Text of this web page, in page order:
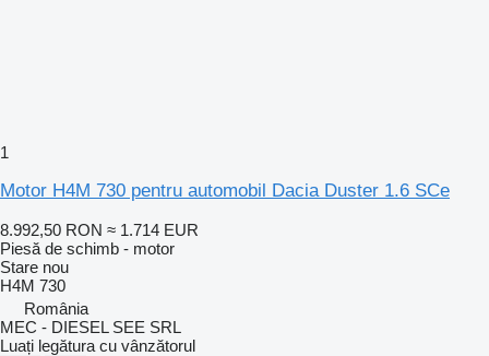
1
Motor H4M 730 pentru automobil Dacia Duster 1.6 SCe
8.992,50 RON ≈ 1.714 EUR
Piesă de schimb - motor
Stare nou
H4M 730
România
MEC - DIESEL SEE SRL
Luați legătura cu vânzătorul